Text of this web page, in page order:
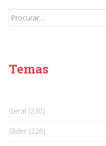
Search
Temas
Geral (230)
Slider (226)